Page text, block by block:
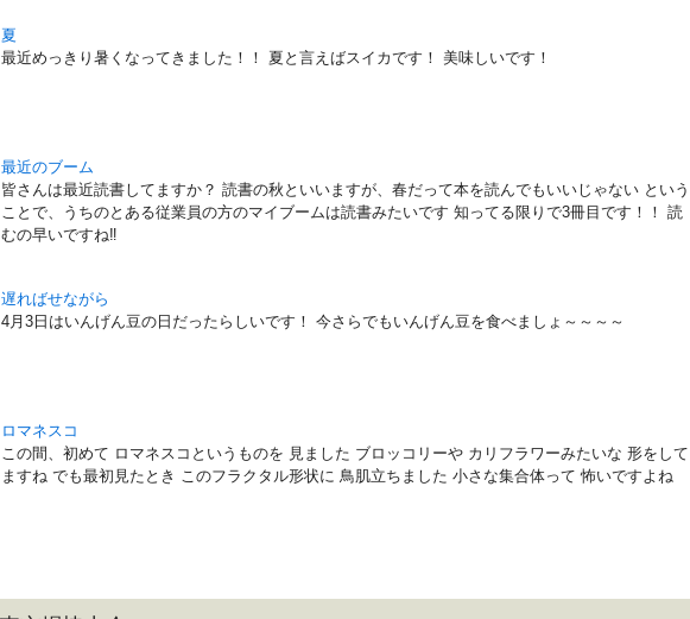
夏
最近めっきり暑くなってきました！！ 夏と言えばスイカです！ 美味しいです！
最近のブーム
皆さんは最近読書してますか？ 読書の秋といいますが、春だって本を読んでもいいじゃない という
ことで、うちのとある従業員の方のマイブームは読書みたいです 知ってる限りで3冊目です！！ 読
むの早いですね‼
遅ればせながら
4月3日はいんげん豆の日だったらしいです！ 今さらでもいんげん豆を食べましょ～～～～
ロマネスコ
この間、初めて ロマネスコというものを 見ました ブロッコリーや カリフラワーみたいな 形をして
ますね でも最初見たとき このフラクタル形状に 鳥肌立ちました 小さな集合体って 怖いですよね